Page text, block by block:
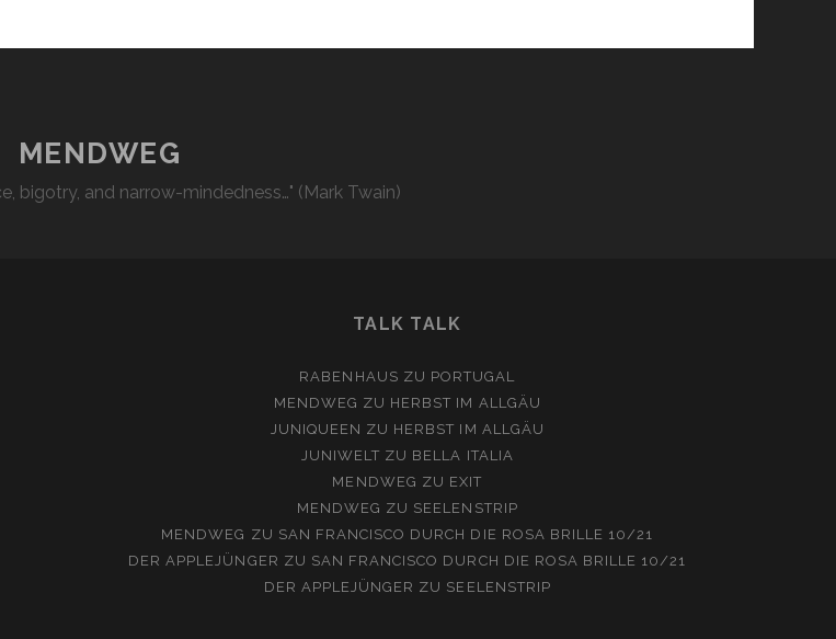
MENDWEG
bigotry, and narrow-mindedness…" (Mark Twain)
TALK TALK
RABENHAUS ZU PORTUGAL
MENDWEG ZU HERBST IM ALLGÄU
JUNIQUEEN ZU HERBST IM ALLGÄU
JUNIWELT ZU BELLA ITALIA
MENDWEG ZU EXIT
MENDWEG ZU SEELENSTRIP
MENDWEG ZU SAN FRANCISCO DURCH DIE ROSA BRILLE 10/21
DER APPLEJÜNGER ZU SAN FRANCISCO DURCH DIE ROSA BRILLE 10/21
DER APPLEJÜNGER ZU SEELENSTRIP